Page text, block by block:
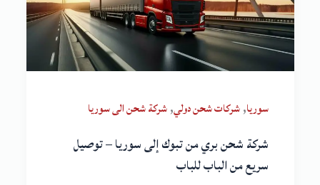
سوريا,شركات شحن دولي,شركة شحن الى سوريا
شركة شحن بري من تبوك إلى سوريا – توصيل
سريع من الباب للباب